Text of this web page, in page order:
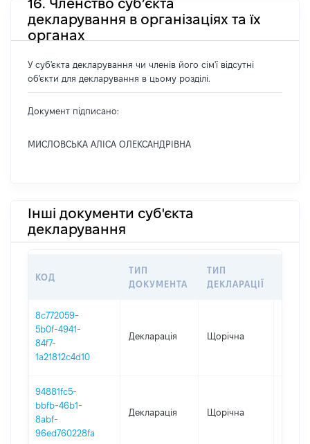
16. Членство суб’єкта
декларування в організаціях та їх
органах
У суб'єкта декларування чи членів його сім'ї відсутні
об'єкти для декларування в цьому розділі.
Документ підписано:
МИСЛОВСЬКА АЛІСА ОЛЕКСАНДРІВНА
Інші документи суб'єкта
декларування
КОД
ТИП
ДОКУМЕНТА
ТИП
ДЕКЛАРАЦІЇ
8c772059-
5b0f-4941-
84f7-
1a21812c4d10
Декларація Щорічна
94881fc5-
bbfb-46b1-
8abf-
96ed760228fa
Декларація Щорічна